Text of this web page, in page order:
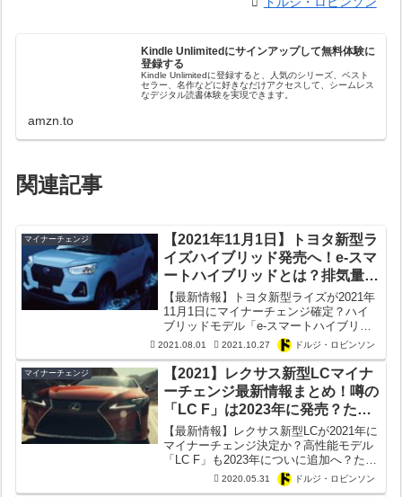
Kindle Unlimitedにサインアップして無料体験に
登録する
Kindle Unlimitedに登録すると、人気のシリーズ、ベスト
セラー、名作などに好きなだけアクセスして、シームレス
なデジタル読書体験を実現できます。
amzn.to
関連記事
マイナーチェンジ
【2021年11月1日】トヨタ新型ラ
イズハイブリッド発売へ！e-スマ
ートハイブリッドとは？排気量は
1.2Lに？【マイナーチェンジ最新
情報まとめ】【ロッキー】
【最新情報】トヨタ新型ライズが2021年
11月1日にマイナーチェンジ確定？ハイ
ブリッドモデル「e-スマートハイブリッ
ド」がついに搭載！HEVの中身はダイハ
ツ製？トヨタ製？搭載エンジンは1.2Lに
アップサイジング？【ロッキー】
2021.08.01 2021.10.27 ドルジ・ロビンソン
マイナーチェンジ
【2021】レクサス新型LCマイナ
ーチェンジ最新情報まとめ！噂の
「LC F」は2023年に発売？ただ
コロナで開発中止か？
【最新情報】レクサス新型LCが2021年に
マイナーチェンジ決定か？高性能モデル
「LC F」も2023年についに追加へ？ただ
開発中止の情報も？新型LCの発売時期は
マイナーチェンジの中身を徹底解説！
2020.05.31 ドルジ・ロビンソン